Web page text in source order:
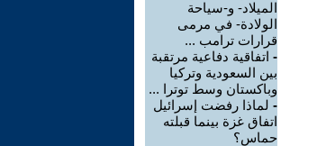
الميلاد- و-سياحة
الولادة- في مرمى
قرارات ترامب ...
- اتفاقية دفاعية مرتقبة
بين السعودية وتركيا
وباكستان وسط توترا ...
- لماذا رفضت إسرائيل
اتفاق غزة بينما قبلته
حماس؟